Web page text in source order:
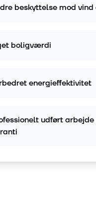
beskyttelse mod vind
boligværdi
energieffektivitet
udført arbejde